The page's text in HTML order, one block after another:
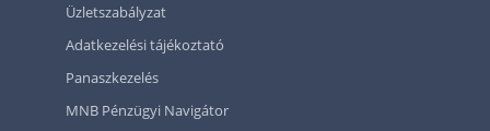
Üzletszabályzat
Adatkezelési tájékoztató
Panaszkezelés
MNB Pénzügyi Navigátor